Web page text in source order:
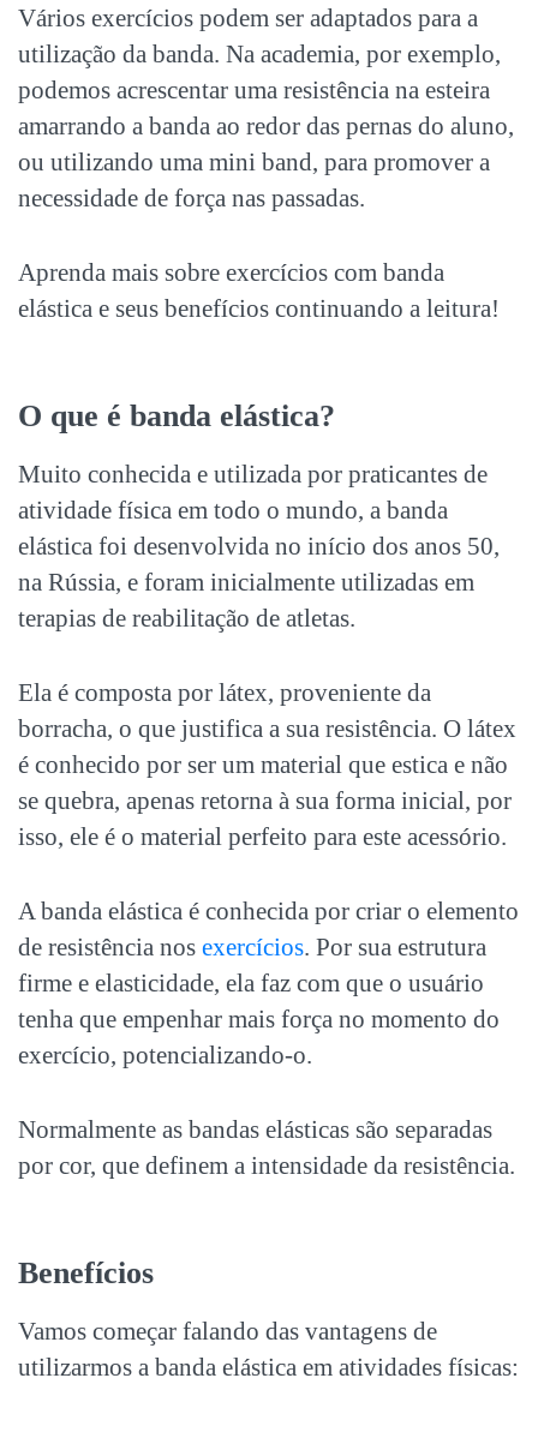
Vários exercícios podem ser adaptados para a
utilização da banda. Na academia, por exemplo,
podemos acrescentar uma resistência na esteira
amarrando a banda ao redor das pernas do aluno,
ou utilizando uma mini band, para promover a
necessidade de força nas passadas.
Aprenda mais sobre exercícios com banda
elástica e seus benefícios continuando a leitura!
O que é banda elástica?
Muito conhecida e utilizada por praticantes de
atividade física em todo o mundo, a banda
elástica foi desenvolvida no início dos anos 50,
na Rússia, e foram inicialmente utilizadas em
terapias de reabilitação de atletas.
Ela é composta por látex, proveniente da
borracha, o que justifica a sua resistência. O látex
é conhecido por ser um material que estica e não
se quebra, apenas retorna à sua forma inicial, por
isso, ele é o material perfeito para este acessório.
A banda elástica é conhecida por criar o elemento
de resistência nos exercícios. Por sua estrutura
firme e elasticidade, ela faz com que o usuário
tenha que empenhar mais força no momento do
exercício, potencializando-o.
Normalmente as bandas elásticas são separadas
por cor, que definem a intensidade da resistência.
Benefícios
Vamos começar falando das vantagens de
utilizarmos a banda elástica em atividades físicas: